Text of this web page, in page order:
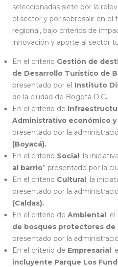
seleccionadas siete por la
el sector y por sobresalir en
regional, bajo criterios de
innovación y aporte al sector
En el criterio Gestión de
de Desarrollo Turístico de
presentado por el Instituto
de la ciudad de Bogotá D.C.
En el criterio de
Administrativo económico
presentado por la
(Boyacá).
En el criterio Social: la
al barrio” presentado por la
En el criterio Cultural: la
presentado por la
(Caldas).
En el criterio de Ambiental:
de bosques protectores de
presentado por la
En el criterio de Empresarial:
incluyente Parque Los